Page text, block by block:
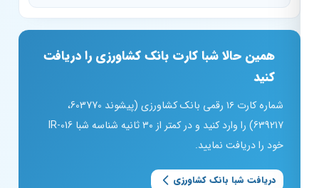
همین حالا شبا کارت بانک کشاورزی را دریافت
کنید
شماره کارت ۱۶ رقمی بانک کشاورزی (پیشوند 603770،
639217) را وارد کنید و در کمتر از ۳۰ ثانیه شناسه شبا IR-016
خود را دریافت نمایید.
دریافت شبا بانک کشاورزی